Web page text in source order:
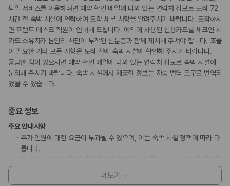
픽업 서비스를 이용하려면 예약 확인 메일에 나와 있는 연락처 정보로 도착 72
시간 전 숙박 시설에 연락하여 도착 세부 사항을 알려주시기 바랍니다. 도착하시
면 프런트 데스크 직원이 안내해 드립니다. 예약에 사용된 신용카드를 체크인 시
카드 소유자가 본인의 사진이 부착된 신분증과 함께 제시해 주셔야 합니다. 조율
이 필요한 기타 모든 사항은 도착 전에 숙박 시설에 확인해 주시기 바랍니다.
궁금한 점이 있으시면 예약 확인 메일에 나와 있는 연락처 정보로 숙박 시설에
문의해 주시기 바랍니다. 숙박 시설에서 제공한 정보는 자동 번역 도구로 번역되
었을 수 있습니다.
중요 정보
주요 안내사항
추가 인원에 대한 요금이 부과될 수 있으며, 이는 숙박 시설 정책에 따라 다
릅니다.
과 신용카드, 직불카드 또는 현금으로 보증금이 필요할 수 있습니다.
특별 요청 사항은 체크인 시 이용 상황에 따라 제공 여부가 달라질 수 있으
더보기